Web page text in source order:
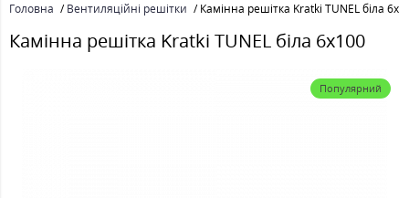
Головна Вентиляційні решітки Камінна решітка Kratki TUNEL біла
Камінна решітка Kratki TUNEL біла 6x100
Популярний